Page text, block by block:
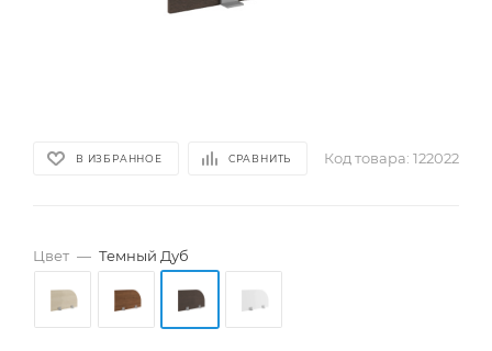
В ИЗБРАННОЕ СРАВНИТЬ Код товара: 122022
Цвет — Темный Дуб